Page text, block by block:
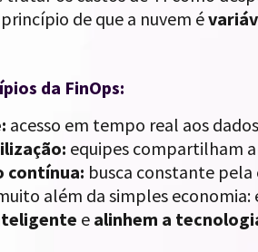
de que a nuvem é
da FinOps:
acesso em tempo real aos
equipes compartilham
contínua: busca constante
além da simples
e alinhem a